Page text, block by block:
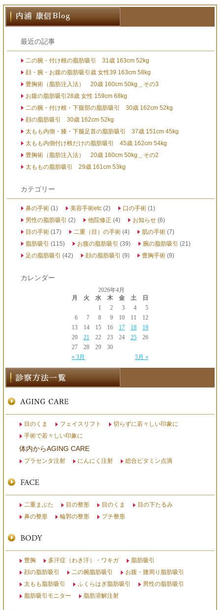
最近の記事
二の腕・付け根の脂肪吸引 31歳 163cm 52kg
顔・腕・お腹の脂肪吸引歳 女性39 163cm 58kg
豊胸術（脂肪注入法） 20歳 160cm 50kg＿その3
お腹の脂肪吸引28歳 女性 159cm 68kg
二の腕・付け根・下腹部の脂肪吸引 30歳 162cm 52kg
顔の脂肪吸引 30歳 162cm 52kg
太もも内側・膝・下腿足首の脂肪吸引 37歳 151cm 45kg
太もも内側付け根だけの脂肪吸引 45歳 162cm 54kg
豊胸術（脂肪注入法） 20歳 160cm 50kg＿その2
太ももの脂肪吸引 29歳 161cm 53kg
カテゴリー
鼻の手術 (1) 美容手術etc (2) 口の手術 (1)
男性の脂肪吸引
(2) 他院修正 (4) お知らせ (6)
目の手術 (17) 二重（目）の手術 (4) 肌の手術 (7)
脂肪吸引
(115) お腹の脂肪吸引 (39) 腕の脂肪吸引
(21)
足の脂肪吸引
(42) 顔の脂肪吸引 (9) 豊胸手術 (9)
カレンダー
2026年4月
月
火 水 木 金 土 日
« 3月 5月 »
1 2 3 4
5
6
7 8 9 10 11
12
13
14 15 16 17 18
19
20
21 22 23 24 25
26
27
28 29 30
目のくま フェイスリフト
切らずに若々しい印象に
手術で若々しい印象に
体内からAGING CARE
プラセンタ注射 にんにく注射 総合ビタミン点滴
二重まぶた 目の整形 目のくま
目の下たるみ
鼻の整形
輪郭の整形 プチ整形
豊胸 多汗症（わき汗）・ワキガ
脂肪吸引
顔の脂肪吸引
二の腕脂肪吸引
お腹・腰周り脂肪吸引
太もも脂肪吸引
ふくらはぎ脂肪吸引
男性の脂肪吸引
脂肪吸引モニター
脂肪溶解注射